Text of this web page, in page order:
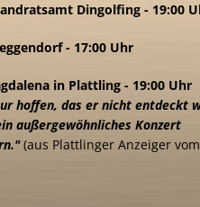
Dingolfing - 19:00
- 17:00 Uhr
in Plattling - 19:00 Uhr
hoffen, das er nicht entdeckt
außergewöhnliches Konzert
(aus Plattlinger Anzeiger vom